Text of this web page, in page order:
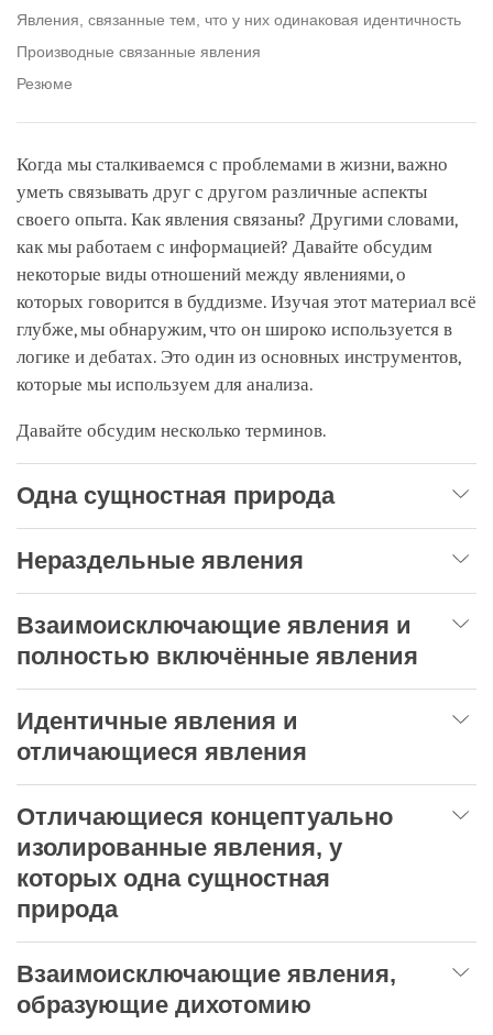
Явления, связанные тем, что у них одинаковая идентичность
Производные связанные явления
Резюме
Когда мы сталкиваемся с проблемами в жизни, важно
уметь связывать друг с другом различные аспекты
своего опыта. Как явления связаны? Другими словами,
как мы работаем с информацией? Давайте обсудим
некоторые виды отношений между явлениями, о
которых говорится в буддизме. Изучая этот материал всё
глубже, мы обнаружим, что он широко используется в
логике и дебатах. Это один из основных инструментов,
которые мы используем для анализа.
Давайте обсудим несколько терминов.
Одна сущностная природа
Нераздельные явления
Взаимоисключающие явления и
полностью включённые явления
Идентичные явления и
отличающиеся явления
Отличающиеся концептуально
изолированные явления, у
которых одна сущностная
природа
Взаимоисключающие явления,
образующие дихотомию